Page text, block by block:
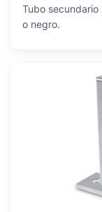
Tubo
o negro.